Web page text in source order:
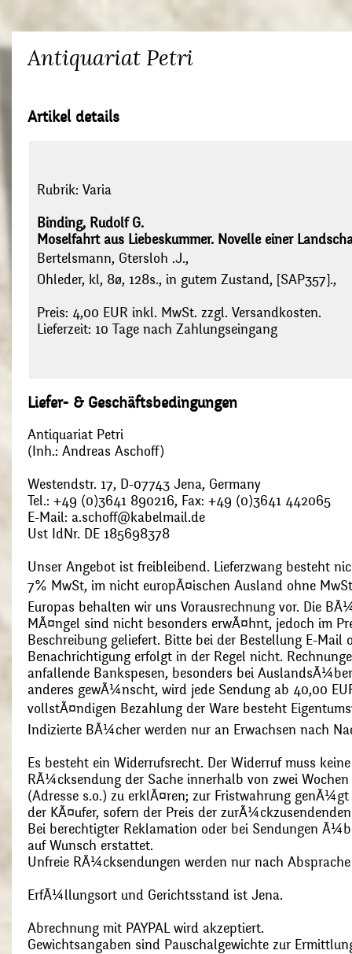
Antiquariat Petri
Artikel details
Rubrik: Varia
Binding, Rudolf G.
Moselfahrt aus Liebeskummer. Novelle einer
Bertelsmann, Gtersloh .J.,
Ohleder, kl, 8ø, 128s., in gutem Zustand, [SAP357].,
Preis: 4,00 EUR inkl. MwSt. zzgl. Versandkosten.
Lieferzeit: 10 Tage nach Zahlungseingang
Liefer- & Geschäftsbedingungen
Antiquariat Petri
(Inh.: Andreas Aschoff)
Westendstr. 17, D-07743 Jena, Germany
Tel.: +49 (0)3641 890216, Fax: +49 (0)3641 442065
E-Mail: a.schoff@kabelmail.de
Ust IdNr. DE 185698378
Unser Angebot ist freibleibend. Lieferzwang besteht
7% MwSt, im nicht europÃ¤ischen Ausland ohne
Europas behalten wir uns Vorausrechnung vor. Die
MÃ¤ngel sind nicht besonders erwÃ¤hnt, jedoch im
Beschreibung geliefert. Bitte bei der Bestellung E-Mail
Benachrichtigung erfolgt in der Regel nicht.
anfallende Bankspesen, besonders bei
anderes gewÃ¼nscht, wird jede Sendung ab 40,00
vollstÃ¤ndigen Bezahlung der Ware besteht
Indizierte BÃ¼cher werden nur an Erwachsen nach
Es besteht ein Widerrufsrecht. Der Widerruf muss
RÃ¼cksendung der Sache innerhalb von zwei
(Adresse s.o.) zu erklÃ¤ren; zur Fristwahrung
der KÃ¤ufer, sofern der Preis der
Bei berechtigter Reklamation oder bei Sendungen
auf Wunsch erstattet.
Unfreie RÃ¼cksendungen werden nur nach
ErfÃ¼llungsort und Gerichtsstand ist Jena.
Abrechnung mit PAYPAL wird akzeptiert.
Gewichtsangaben sind Pauschalgewichte zur